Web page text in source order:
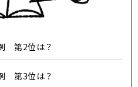
第2位は？
第3位は？